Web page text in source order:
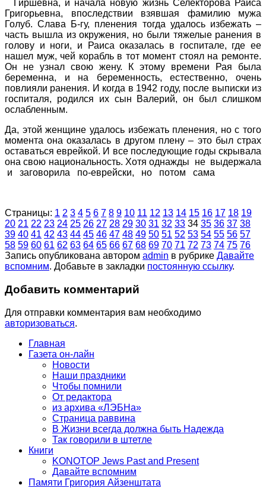
Гиршевна, и начала новую жизнь Селекторова Раиса
Григорьевна, впоследствии взявшая фамилию мужа
Голуб. Слава Б-гу, пленения тогда удалось избежать –
часть вышла из окружения, но были тяжелые ранения в
голову и ноги, и Раиса оказалась в госпитале, где ее
нашел муж, чей корабль в тот момент стоял на ремонте.
Он не узнал свою жену. К этому времени Рая была
беременна, и на беременность, естественно, очень
повлияли ранения. И когда в 1942 году, после выписки из
госпиталя, родился их сын Валерий, он был слишком
ослабленным.
Да, этой женщине удалось избежать пленения, но с того
момента она оказалась в другом плену – это был страх
оставаться еврейкой. И все последующие годы скрывала
она свою национальность. Хотя однажды не выдержала
и заговорила по-еврейски, но потом сама
Страницы: 1 2 3 4 5 6 7 8 9 10 11 12 13 14 15 16 17 18 19
20 21 22 23 24 25 26 27 28 29 30 31 32 33 34 35 36 37 38
39 40 41 42 43 44 45 46 47 48 49 50 51 52 53 54 55 56 57
58 59 60 61 62 63 64 65 66 67 68 69 70 71 72 73 74 75 76
Запись опубликована автором admin в рубрике Давайте
вспомним. Добавьте в закладки постоянную ссылку.
Добавить комментарий
Для отправки комментария вам необходимо
авторизоваться.
Главная
Газета он-лайн
Новости
Наши праздники
Чтобы помнили
От редактора
из архива «ЛЭБНа»
Страница раввина
В Жизни всегда должна быть Надежда
Так говорили в штетле
Книги
KONOTOP Jews Past and Present
Давайте вспомним
Памяти Григория Айзенштата